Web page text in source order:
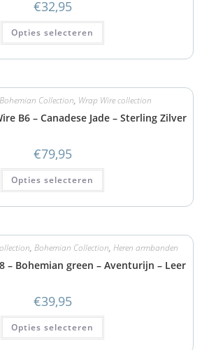
€32,95
Opties selecteren
Bohemian Collection, Wrap Wire collection
B6 – Canadese Jade – Sterling Zilver
€79,95
Opties selecteren
, Bohemian Collection, Heren armbanden
– Bohemian green – Aventurijn – Leer
€39,95
Opties selecteren